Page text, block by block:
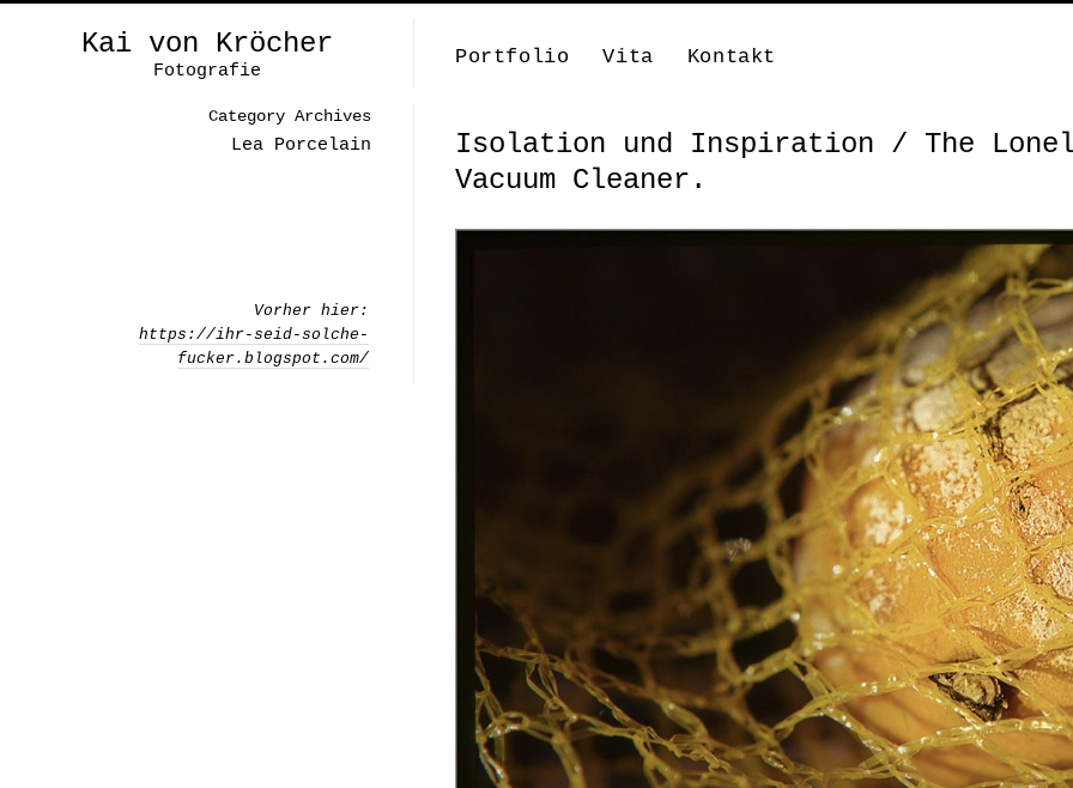
Kai von Kröcher
Fotografie
Portfolio Vita Kontakt
Isolation und Inspiration / The
Vacuum Cleaner.
Category Archives
Lea Porcelain
Vorher hier:
https://ihr-seid-solche-
fucker.blogspot.com/